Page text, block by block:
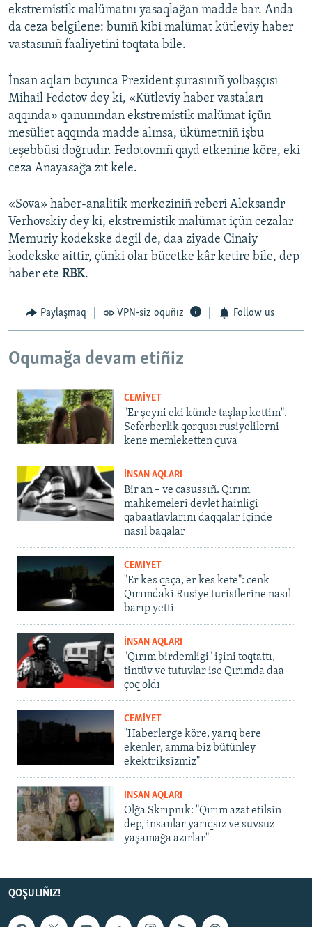
ekstremistik malümatnı yasaqlağan madde bar. Anda
da ceza belgilene: bunıñ kibi malümat kütleviy haber
vastasınıñ faaliyetini toqtata bile.
İnsan aqları boyunca Prezident şurasınıñ yolbaşçısı
Mihail Fedotov dey ki, «Kütleviy haber vastaları
aqqında» qanunından ekstremistik malümat içün
mesüliet aqqında madde alınsa, ükümetniñ işbu
teşebbüsi doğrudır. Fedotovnıñ qayd etkenine köre, eki
ceza Anayasağa zıt kele.
«Sova» haber-analitik merkeziniñ reberi Aleksandr
Verhovskiy dey ki, ekstremistik malümat içün cezalar
Memuriy kodekske degil de, daa ziyade Cinaiy
kodekske aittir, çünki olar bücetke kâr ketire bile, dep
haber ete RBK.
Paylaşmaq VPN-siz oquñız Follow us
Oqumağa devam etiñiz
CEMİYET
"Er şeyni eki künde taşlap kettim".
Seferberlik qorqusı rusiyelilerni
kene memleketten quva
İNSAN AQLARI
Bir an – ve casussıñ. Qırım
mahkemeleri devlet hainligi
qabaatlavlarını daqqalar içinde
nasıl baqalar
CEMİYET
"Er kes qaça, er kes kete": cenk
Qırımdaki Rusiye turistlerine nasıl
barıp yetti
İNSAN AQLARI
"Qırım birdemligi" işini toqtattı,
tintüv ve tutuvlar ise Qırımda daa
çoq oldı
CEMİYET
"Haberlerge köre, yarıq bere
ekenler, amma biz bütünley
ekektriksizmiz"
İNSAN AQLARI
Olğa Skrıpnık: "Qırım azat etilsin
dep, insanlar yarıqsız ve suvsuz
yaşamağa azırlar"
QOŞULIÑIZ!